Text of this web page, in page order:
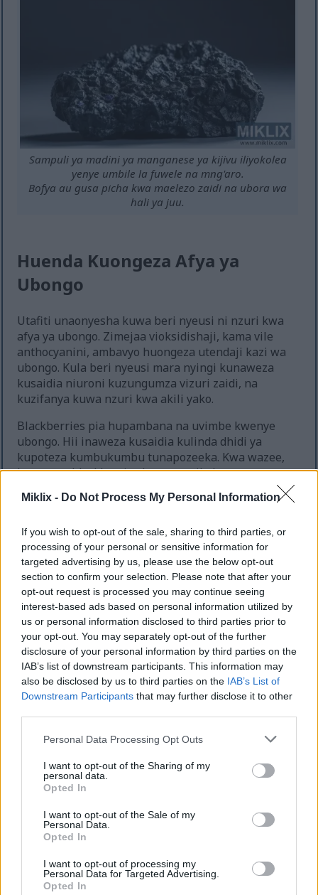
Miklix - Do Not Process My Personal Information
If you wish to opt-out of the sale, sharing to third parties, or
processing of your personal or sensitive information for
targeted advertising by us, please use the below opt-out
section to confirm your selection. Please note that after your
opt-out request is processed you may continue seeing
interest-based ads based on personal information utilized by
us or personal information disclosed to third parties prior to
your opt-out. You may separately opt-out of the further
disclosure of your personal information by third parties on the
IAB’s list of downstream participants. This information may
also be disclosed by us to third parties on the IAB’s List of
Downstream Participants that may further disclose it to other
Please note that this website/app uses one or more Google
not limited to your visit or usage behaviour. You may click to
grant or deny consent to Google and its third-party tags to
use your data for below specified purposes in below Google
consent section.
Personal Data Processing Opt Outs
I want to opt-out of the Sharing of my
personal data.
Opted In
I want to opt-out of the Sale of my
Personal Data.
Opted In
I want to opt-out of processing my
Personal Data for Targeted Advertising.
Opted In
Sampuli ya madini ya manganese ya kijivu iliyokolea
yenye umbile la fuwele na mng'aro.
Bofya au gusa picha kwa maelezo zaidi na ubora wa
hali ya juu.
Huenda Kuongeza Afya ya
Ubongo
Utafiti unaonyesha kuwa beri nyeusi ni nzuri kwa
afya ya ubongo. Zimejaa vioksidishaji, kama vile
anthocyanini, ambavyo huongeza utendaji kazi wa
ubongo. Kula beri nyeusi mara nyingi kunaweza
kusaidia niuroni kuzungumza vizuri zaidi, na
kuzifanya kuwa nzuri kwa akili yako.
Blackberries pia hupambana na uvimbe kwenye
ubongo. Hii inaweza kusaidia kulinda dhidi ya
kupoteza kumbukumbu tunapozeeka. Kwa wazee,
kuongeza blackberries kwenye milo kunaweza
Husaidia Afya ya Kinywa na
Meno
Beri nyeusi ni nzuri kwa kinywa chako kwa sababu
hupambana na bakteria wabaya. Hii inaweza
kusaidia kuzuia ugonjwa wa fizi. Kula beri nyeusi
kunaweza kusafisha kinywa chako.
Uchunguzi unaonyesha dondoo la beri nyeusi
linaweza kusaidia kuzuia ugonjwa wa fizi na
kuweka meno yako katika hali nzuri.
Kuongeza beri nyeusi kwenye vitafunio au milo
yako ni nzuri kwa meno yako. Pia hupunguza
uvimbe mdomoni mwako. Hii inaweza kusaidia kwa
matatizo ya fizi na kufanya mdomo wako uhisi
vizuri.
Athari Zinazowezekana za